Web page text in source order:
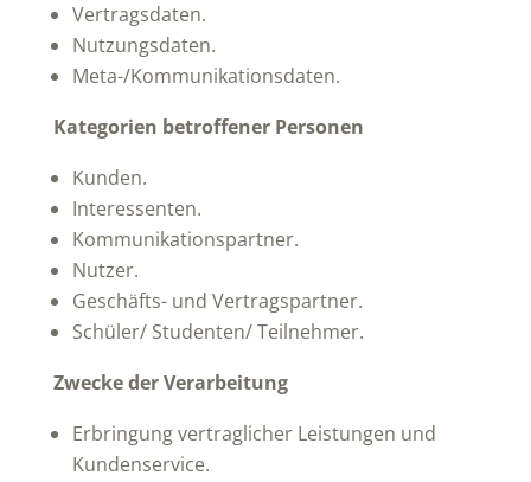
Vertragsdaten.
Nutzungsdaten.
Meta-/Kommunikationsdaten.
Kategorien betroffener Personen
Kunden.
Interessenten.
Kommunikationspartner.
Nutzer.
Geschäfts- und Vertragspartner.
Schüler/ Studenten/ Teilnehmer.
Zwecke der Verarbeitung
Erbringung vertraglicher Leistungen und
Kundenservice.